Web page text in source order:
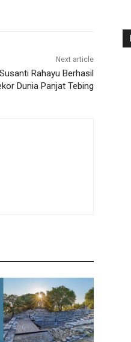
Next article
Rahayu Berhasil
Dunia Panjat Tebing